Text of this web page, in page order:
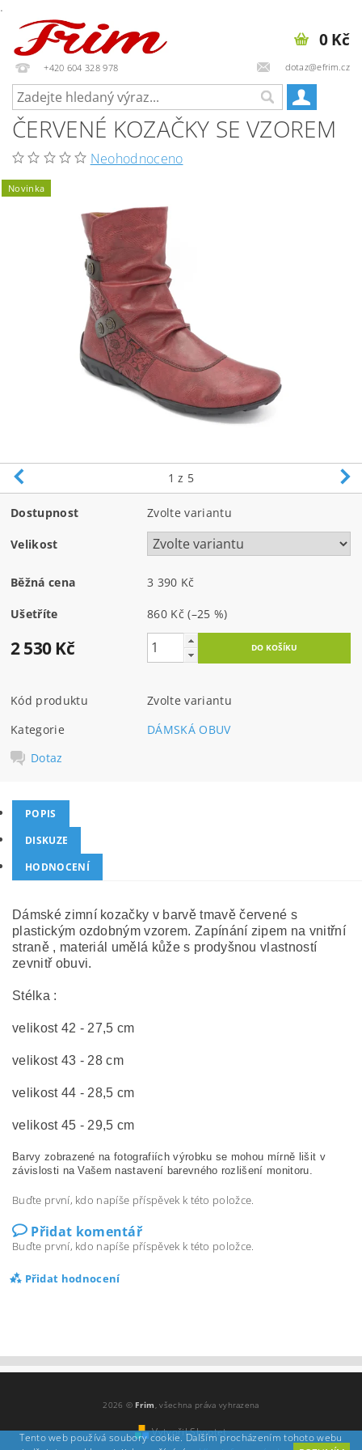
.
+420 604 328 978 dotaz@efrim.cz
0 Kč
ČERVENÉ KOZAČKY SE VZOREM
Neohodnoceno
Novinka
1 z 5
Dostupnost Zvolte variantu
Velikost
Běžná cena 3 390 Kč
Ušetříte 860 Kč(–25 %)
2 530 Kč
Kód produktu
Zvolte variantu
Kategorie
DÁMSKÁ OBUV
Dotaz
POPIS
DISKUZE
HODNOCENÍ
Dámské zimní kozačky v barvě tmavě červené s
plastickým ozdobným vzorem. Zapínání zipem na vnitřní
straně , materiál umělá kůže s prodyšnou vlastností
zevnitř obuvi.
Stélka :
velikost 42 - 27,5 cm
velikost 43 - 28 cm
velikost 44 - 28,5 cm
velikost 45 - 29,5 cm
Barvy zobrazené na fotografiích výrobku se mohou mírně lišit v
závislosti na Vašem nastavení barevného rozlišení monitoru.
Buďte první, kdo napíše příspěvek k této položce.
Přidat komentář
Buďte první, kdo napíše příspěvek k této položce.
Přidat hodnocení
2026 © Frim, všechna práva vyhrazena
Vytvořil Shoptet
Tento web používá soubory cookie. Dalším procházením tohoto webu